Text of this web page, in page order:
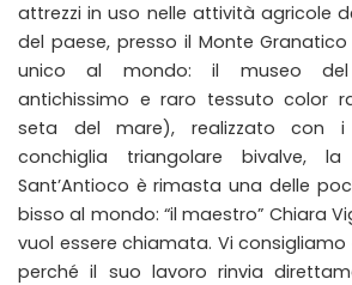
attrezzi in uso nelle attività agricole
del paese, presso il Monte
unico al mondo: il museo del
antichissimo e raro tessuto color
seta del mare), realizzato con
conchiglia triangolare bivalve,
Sant’Antioco è rimasta una delle
bisso al mondo: “il maestro” Chiara
vuol essere chiamata. Vi consigliamo
perché il suo lavoro rinvia